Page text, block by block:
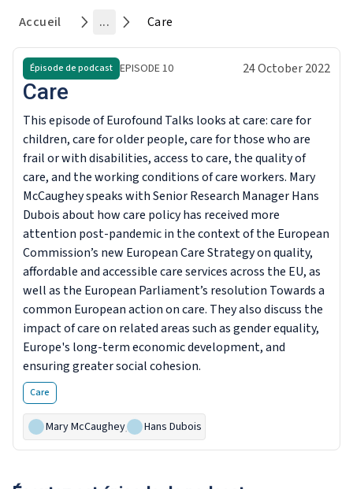
Accueil ... Care
Épisode de podcast EPISODE10 24 October 2022
Care
This episode of Eurofound Talks looks at care: care for
children, care for older people, care for those who are
frail or with disabilities, access to care, the quality of
care, and the working conditions of care workers. Mary
McCaughey speaks with Senior Research Manager Hans
Dubois about how care policy has received more
attention post-pandemic in the context of the European
Commission’s new European Care Strategy on quality,
affordable and accessible care services across the EU, as
well as the European Parliament’s resolution Towards a
common European action on care. They also discuss the
impact of care on related areas such as gender equality,
Europe's long-term economic development, and
ensuring greater social cohesion.
Care
Mary McCaughey, Hans Dubois